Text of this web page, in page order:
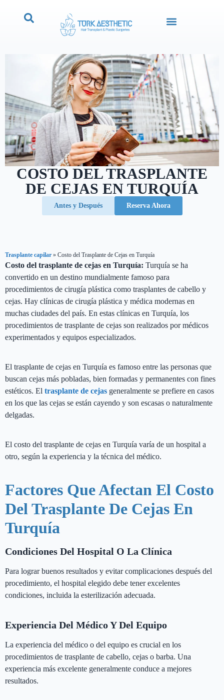
COSTO DEL TRASPLANTE
DE CEJAS EN TURQUÍA
Antes y Después Reserva Ahora
Trasplante capilar » Costo del Trasplante de Cejas en Turquía
Costo del trasplante de cejas en Turquía: Turquía se ha
convertido en un destino mundialmente famoso para
procedimientos de cirugía plástica como trasplantes de cabello y
cejas. Hay clínicas de cirugía plástica y médica modernas en
muchas ciudades del país. En estas clínicas en Turquía, los
procedimientos de trasplante de cejas son realizados por médicos
experimentados y equipos especializados.
El trasplante de cejas en Turquía es famoso entre las personas que
buscan cejas más pobladas, bien formadas y permanentes con fines
estéticos. El trasplante de cejas generalmente se prefiere en casos
en los que las cejas se están cayendo y son escasas o naturalmente
delgadas.
El costo del trasplante de cejas en Turquía varía de un hospital a
otro, según la experiencia y la técnica del médico.
Factores Que Afectan El Costo
Del Trasplante De Cejas En
Turquía
Condiciones Del Hospital O La Clínica
Para lograr buenos resultados y evitar complicaciones después del
procedimiento, el hospital elegido debe tener excelentes
condiciones, incluida la esterilización adecuada.
Experiencia Del Médico Y Del Equipo
La experiencia del médico o del equipo es crucial en los
procedimientos de trasplante de cabello, cejas o barba. Una
experiencia más excelente generalmente conduce a mejores
resultados.